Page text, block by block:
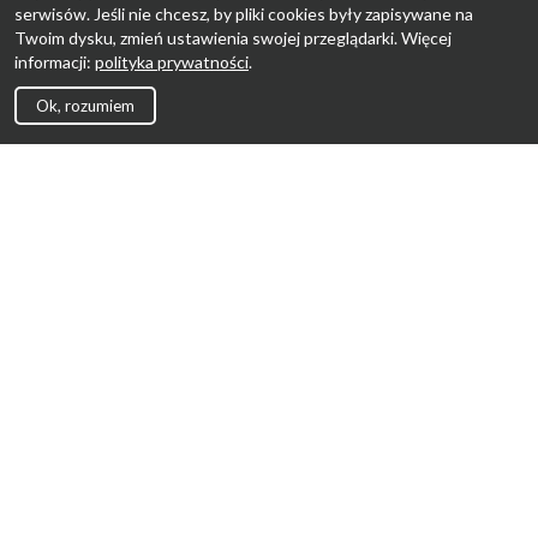
serwisów. Jeśli nie chcesz, by pliki cookies były zapisywane na
Twoim dysku, zmień ustawienia swojej przeglądarki. Więcej
informacji: polityka prywatności.
Ok, rozumiem